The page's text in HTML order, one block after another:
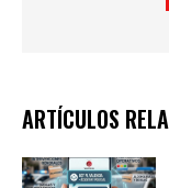
ARTÍCULOS